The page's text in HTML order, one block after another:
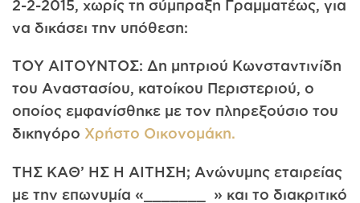
2-2-2015, χωρίς τη σύμπραξη Γραμματέως, για
να δικάσει την υπόθεση:
ΤΟΥ ΑΙΤΟΥΝΤΟΣ: Δη μητριού Κωνσταντινίδη
του Αναστασίου, κατοίκου Περιστεριού, ο
οποίος εμφανίσθηκε με τον πληρεξούσιο του
δικηγόρο Χρήστο Οικονομάκη.
ΤΗΣ ΚΑΘ’ ΗΣ Η ΑΙΤΗΣΗ; Ανώνυμης εταιρείας
με την επωνυμία «_______ » και το διακριτικό